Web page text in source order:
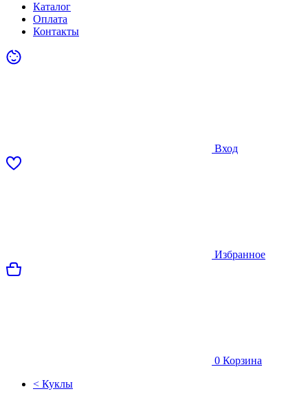
Каталог
Оплата
Контакты
Вход
Избранное
0 Корзина
< Куклы